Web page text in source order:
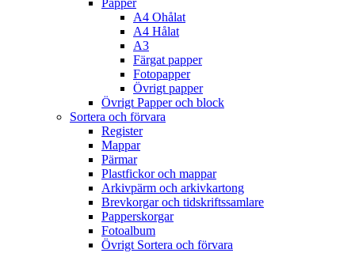
Papper
A4 Ohålat
A4 Hålat
A3
Färgat papper
Fotopapper
Övrigt papper
Övrigt Papper och block
Sortera och förvara
Register
Mappar
Pärmar
Plastfickor och mappar
Arkivpärm och arkivkartong
Brevkorgar och tidskriftssamlare
Papperskorgar
Fotoalbum
Övrigt Sortera och förvara